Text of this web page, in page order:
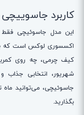
کاربرد
این مدل جاسوئیچی
اکسسوری لوکس است که
کیف چرمی، چه روی
شهریور، انتخابی جذاب
جاسوئیچی، می‌توانید
بگذارید.